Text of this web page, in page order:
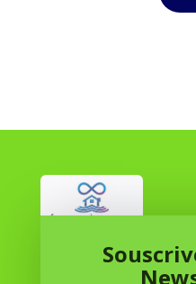
Réussite à Domicile